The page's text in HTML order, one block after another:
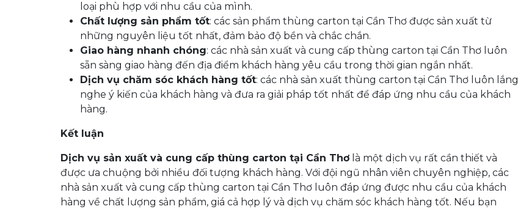
loại phù hợp với nhu cầu của mình.
Chất lượng sản phẩm tốt: các sản phẩm thùng carton tại Cần Thơ được sản xuất từ
những nguyên liệu tốt nhất, đảm bảo độ bền và chắc chắn.
Giao hàng nhanh chóng: các nhà sản xuất và cung cấp thùng carton tại Cần Thơ luôn
sẵn sàng giao hàng đến địa điểm khách hàng yêu cầu trong thời gian ngắn nhất.
Dịch vụ chăm sóc khách hàng tốt: các nhà sản xuất thùng carton tại Cần Thơ luôn lắng
nghe ý kiến của khách hàng và đưa ra giải pháp tốt nhất để đáp ứng nhu cầu của khách
hàng.
Kết luận
Dịch vụ sản xuất và cung cấp thùng carton tại Cần Thơ là một dịch vụ rất cần thiết và
được ưa chuộng bởi nhiều đối tượng khách hàng. Với đội ngũ nhân viên chuyên nghiệp, các
nhà sản xuất và cung cấp thùng carton tại Cần Thơ luôn đáp ứng được nhu cầu của khách
hàng về chất lượng sản phẩm, giá cả hợp lý và dịch vụ chăm sóc khách hàng tốt. Nếu bạn